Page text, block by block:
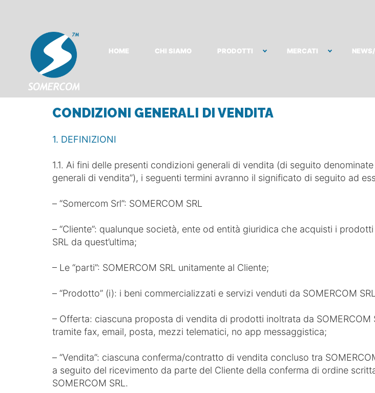
HOME CHI SIAMO PRODOTTI MERCATI
CONDIZIONI GENERALI DI VENDITA
1. DEFINIZIONI
1.1. Ai fini delle presenti condizioni generali di vendita (di seguito
generali di vendita”), i seguenti termini avranno il significato di seguito ad
– “Somercom Srl”: SOMERCOM SRL
– “Cliente”: qualunque società, ente od entità giuridica che acquisti i prodotti
SRL da quest’ultima;
– Le “parti”: SOMERCOM SRL unitamente al Cliente;
– “Prodotto” (i): i beni commercializzati e servizi venduti da SOMERCOM SRL
– Offerta: ciascuna proposta di vendita di prodotti inoltrata da SOMERCOM
tramite fax, email, posta, mezzi telematici, no app messaggistica;
– “Vendita”: ciascuna conferma/contratto di vendita concluso tra
a seguito del ricevimento da parte del Cliente della conferma di ordine
SOMERCOM SRL.